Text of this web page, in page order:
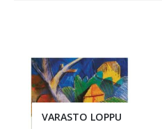
VARASTO LOPPU